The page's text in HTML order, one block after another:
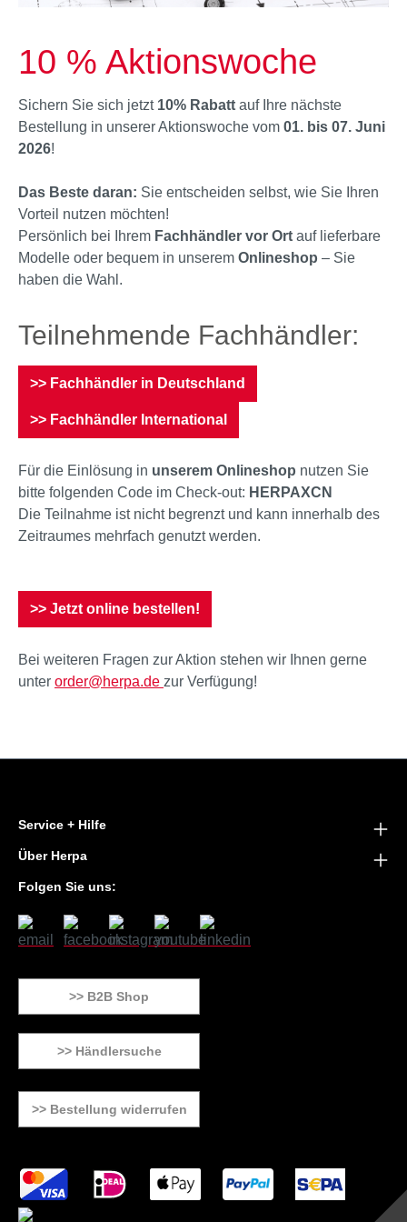
10 % Aktionswoche
Sichern Sie sich jetzt 10% Rabatt auf Ihre nächste
Bestellung in unserer Aktionswoche vom 01. bis 07. Juni
2026!
Das Beste daran: Sie entscheiden selbst, wie Sie Ihren
Vorteil nutzen möchten!
Persönlich bei Ihrem Fachhändler vor Ort auf lieferbare
Modelle oder bequem in unserem Onlineshop – Sie
haben die Wahl.
Teilnehmende Fachhändler:
>> Fachhändler in Deutschland
>> Fachhändler International
Für die Einlösung in unserem Onlineshop nutzen Sie
bitte folgenden Code im Check-out: HERPAXCN
Die Teilnahme ist nicht begrenzt und kann innerhalb des
Zeitraumes mehrfach genutzt werden.
>> Jetzt online bestellen!
Bei weiteren Fragen zur Aktion stehen wir Ihnen gerne
unter order@herpa.de zur Verfügung!
Service + Hilfe
Über Herpa
Folgen Sie uns:
>> B2B Shop
>> Händlersuche
>> Bestellung widerrufen